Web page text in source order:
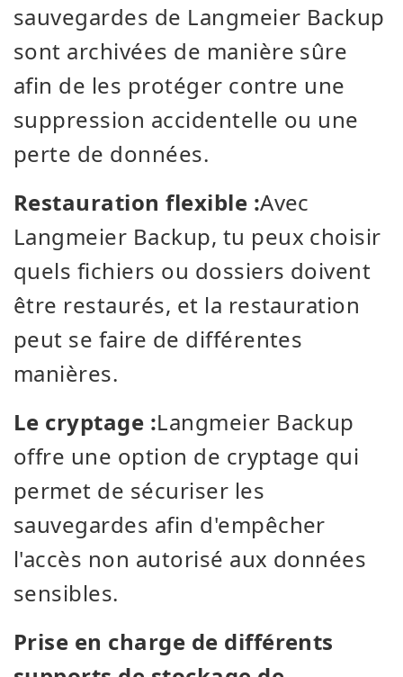
sauvegardes de Langmeier Backup
sont archivées de manière sûre
afin de les protéger contre une
suppression accidentelle ou une
perte de données.
Restauration flexible :Avec
Langmeier Backup, tu peux choisir
quels fichiers ou dossiers doivent
être restaurés, et la restauration
peut se faire de différentes
manières.
Le cryptage :Langmeier Backup
offre une option de cryptage qui
permet de sécuriser les
sauvegardes afin d'empêcher
l'accès non autorisé aux données
sensibles.
Prise en charge de différents